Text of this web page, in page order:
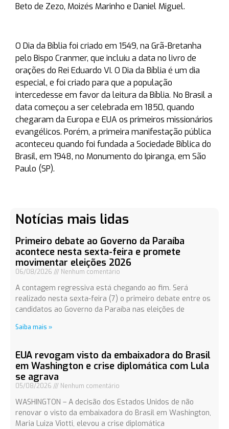
Beto de Zezo, Moizés Marinho e Daniel Miguel.
O Dia da Bíblia foi criado em 1549, na Grã-Bretanha
pelo Bispo Cranmer, que incluiu a data no livro de
orações do Rei Eduardo VI. O Dia da Bíblia é um dia
especial, e foi criado para que a população
intercedesse em favor da leitura da Bíblia. No Brasil a
data começou a ser celebrada em 1850, quando
chegaram da Europa e EUA os primeiros missionários
evangélicos. Porém, a primeira manifestação pública
aconteceu quando foi fundada a Sociedade Bíblica do
Brasil, em 1948, no Monumento do Ipiranga, em São
Paulo (SP).
Notícias mais lidas
Primeiro debate ao Governo da Paraíba
acontece nesta sexta-feira e promete
movimentar eleições 2026
06/08/2026 Nenhum comentário
A contagem regressiva está chegando ao fim. Será
realizado nesta sexta-feira (7) o primeiro debate entre os
candidatos ao Governo da Paraíba nas eleições de
Saiba mais »
EUA revogam visto da embaixadora do Brasil
em Washington e crise diplomática com Lula
se agrava
05/08/2026 Nenhum comentário
WASHINGTON – A decisão dos Estados Unidos de não
renovar o visto da embaixadora do Brasil em Washington,
Maria Luiza Viotti, elevou a crise diplomática